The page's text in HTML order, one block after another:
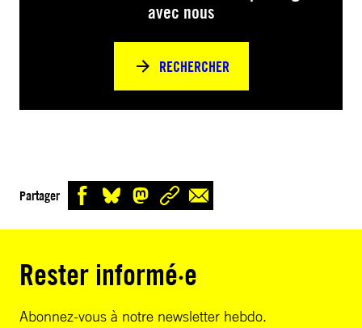
avec nous
RECHERCHER
Partager
Rester informé·e
Abonnez-vous à notre newsletter hebdo.